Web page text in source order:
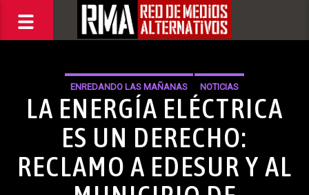
ENREDANDO LAS MAÑANAS NOTICIAS
LA ENERGÍA ELÉCTRICA
ES UN DERECHO:
RECLAMO A EDESUR Y AL